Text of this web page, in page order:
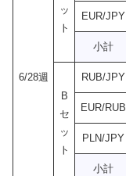
6/28週
ッ
ト
EUR/JPY
小計
B
セ
ッ
ト
RUB/JPY
EUR/RUB
PLN/JPY
小計